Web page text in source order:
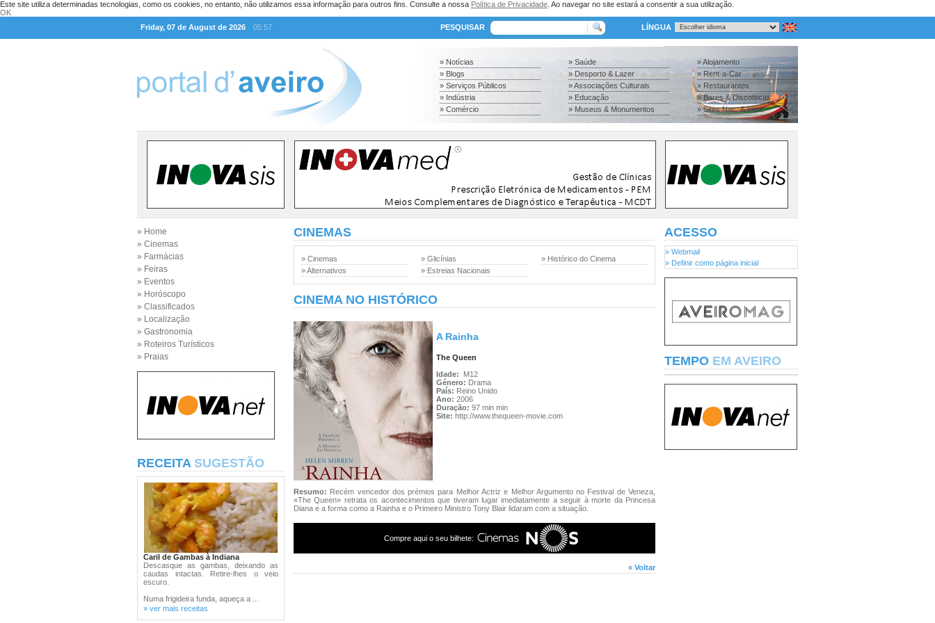
Este site utiliza determinadas tecnologias, como os cookies, no entanto, não utilizamos essa informação para outros fins. Consulte a nossa Política de Privacidade . Ao navegar no site estará a consentir a sua utilização.
OK
Friday, 07 de August de 2026
05:57 PESQUISAR LÍNGUA
» Notícias
» Blogs
» Serviços Públicos
» Indústria
» Comércio
» Saúde
» Desporto & Lazer
» Associações Culturais
» Educação
» Museus & Monumentos
» Alojamento
» Rent-a-Car
» Restaurantes
» Bares & Discotecas
» Sites Nac. & Inter.
» Home
» Cinemas
» Farmácias
» Feiras
» Eventos
» Horóscopo
» Classificados
» Localização
» Gastronomia
» Roteiros Turísticos
» Praias
RECEITA SUGESTÃO
Caril de Gambas à Indiana
Descasque as gambas, deixando as
caudas intactas. Retire-lhes o veio
escuro.
Numa frigideira funda, aqueça a ...
» ver mais receitas
CINEMAS
» Cinemas
» Alternativos
» Glicínias
» Estreias Nacionais
» Histórico do Cinema
CINEMA NO HISTÓRICO
A Rainha
The Queen
Idade:
M12
Género: Drama
País: Reino Unido
Ano: 2006
Duração: 97 min min
Site: http://www.thequeen-movie.com
Resumo: Recém vencedor dos prémios para Melhor Actriz e Melhor Argumento no Festival de Veneza,
«The Queen» retrata os acontecimentos que tiveram lugar imediatamente a seguir à morte da Princesa
Diana e a forma como a Rainha e o Primeiro Ministro Tony Blair lidaram com a situação.
Compre aqui o seu bilhete:
« Voltar
ACESSO
» Webmail
» Definir como página inicial
TEMPO EM AVEIRO